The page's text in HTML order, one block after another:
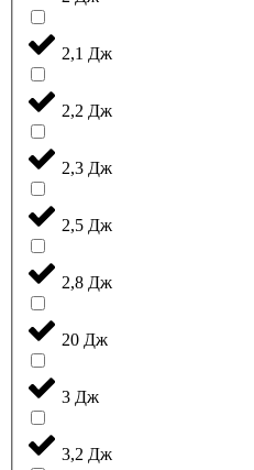
2,1 Дж
2,2 Дж
2,3 Дж
2,5 Дж
2,8 Дж
20 Дж
3 Дж
3,2 Дж